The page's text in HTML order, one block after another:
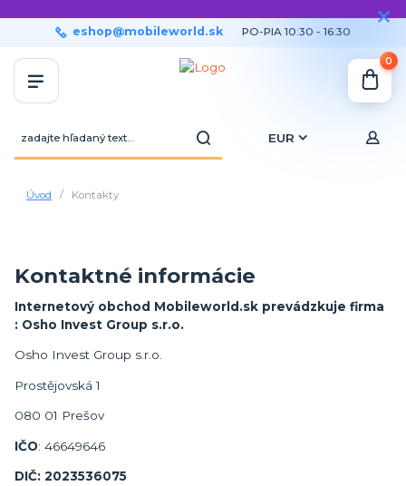
EUR
eshop@mobileworld.sk PO-PIA 10:30 - 16:30
0
Úvod Kontakty
Kontaktné informácie
Internetový obchod Mobileworld.sk prevádzkuje firma
: Osho Invest Group s.r.o.
Osho Invest Group s.r.o.
Prostějovská 1
080 01 Prešov
IČO: 46649646
DIČ: 2023536075